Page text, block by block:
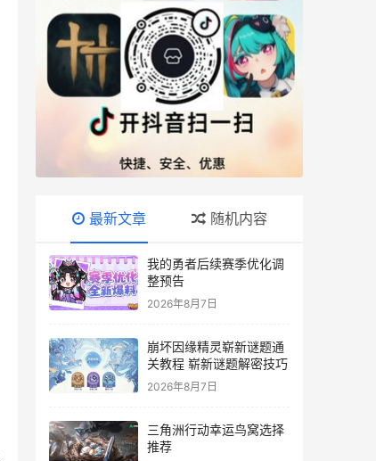
最新文章 随机内容
我的勇者后续赛季优化调
整预告
2026年8月7日
崩坏因缘精灵崭新谜题通
关教程 崭新谜题解密技巧
2026年8月7日
三角洲行动幸运鸟窝选择
推荐